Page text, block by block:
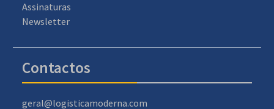
Assinaturas
Newsletter
Contactos
geral@logisticamoderna.com